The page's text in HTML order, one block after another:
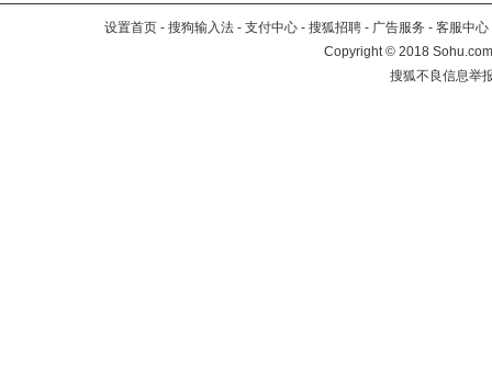
设置首页 - 搜狗输入法 - 支付中心 - 搜狐招聘 - 广告服务 - 客服中心
Copyright©2018
搜狐不良信息举